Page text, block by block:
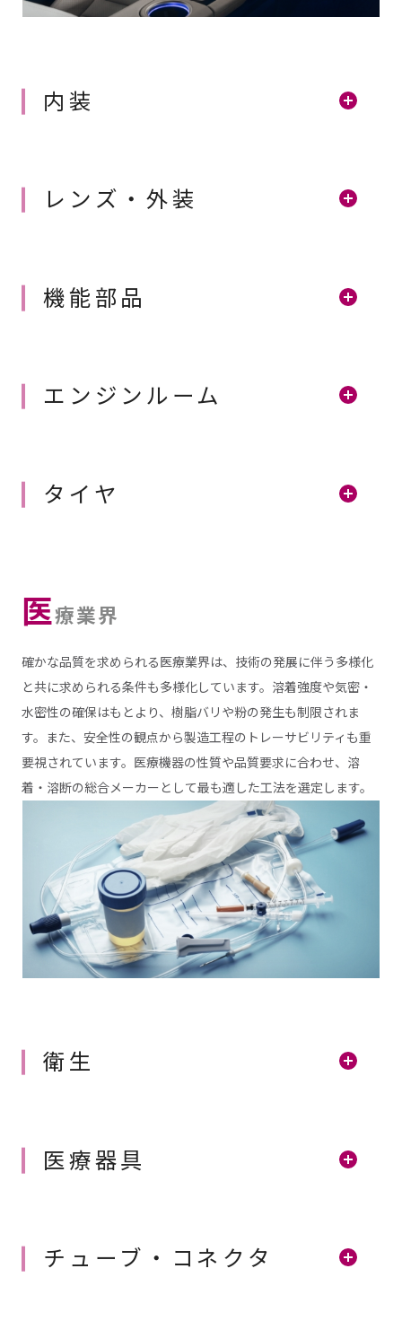
内装
レンズ・外装
機能部品
エンジンルーム
タイヤ
医療業界
確かな品質を求められる医療業界は、技術の発展に伴う多様化
と共に求められる条件も多様化しています。溶着強度や気密・
水密性の確保はもとより、樹脂バリや粉の発生も制限されま
す。また、安全性の観点から製造工程のトレーサビリティも重
要視されています。医療機器の性質や品質要求に合わせ、溶
着・溶断の総合メーカーとして最も適した工法を選定します。
衛生
医療器具
チューブ・コネクタ